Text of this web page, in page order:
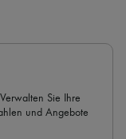
Sie Ihre
und Angebote